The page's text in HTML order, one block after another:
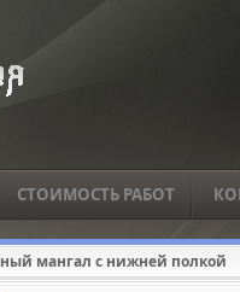
СТОИМОСТЬ РАБОТ
мангал с нижней полкой